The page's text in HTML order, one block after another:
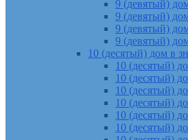
9 (девятый)
9 (девятый)
9 (девятый)
9 (девятый)
10 (десятый) дом в
10 (десятый)
10 (десятый)
10 (десятый)
10 (десятый)
10 (десятый)
10 (десятый)